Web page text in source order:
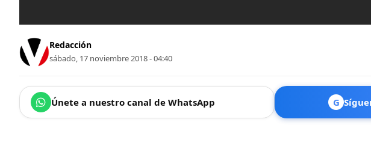
Redacción
sábado, 17 noviembre 2018 - 04:40
Únete a nuestro canal de WhatsApp G